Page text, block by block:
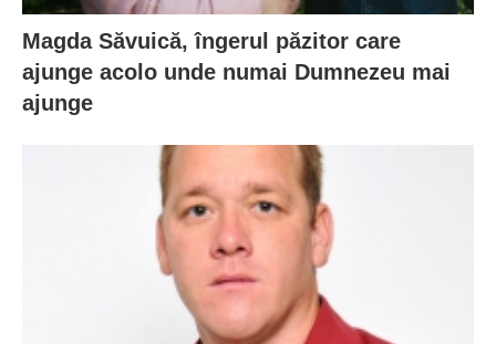
Magda Săvuică, îngerul păzitor care
ajunge acolo unde numai Dumnezeu mai
ajunge